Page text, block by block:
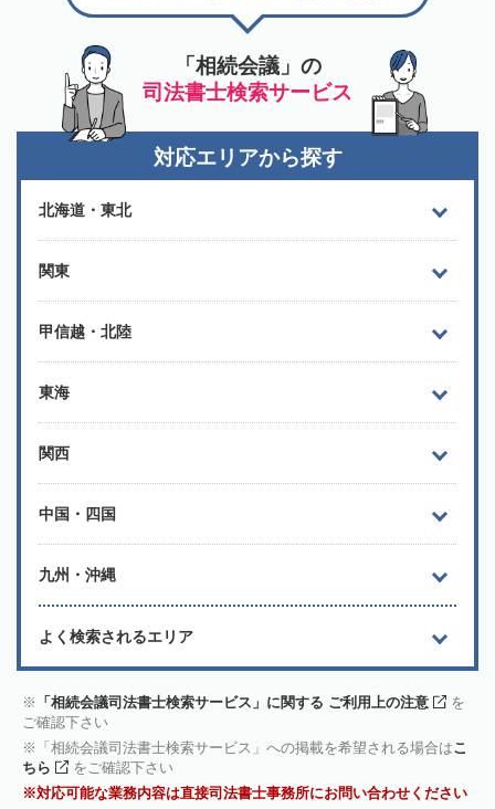
「相続会議」の
司法書士検索サービス
対応エリアから探す
北海道・東北
関東
甲信越・北陸
東海
関西
中国・四国
九州・沖縄
よく検索されるエリア
「相続会議司法書士検索サービス」に関する ご利用上の注意
を
ご確認下さい
「相続会議司法書士検索サービス」への掲載を希望される場合はこ
ちら
をご確認下さい
対応可能な業務内容は直接司法書士事務所にお問い合わせください